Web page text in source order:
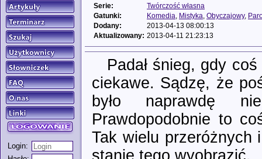
Login:
Serie:
Twórczość własna
Gatunki:
Komedia Mistyka Obyczajowy,
Dodany:
2013-04-13 08:00:13
Aktualizowany: 2013-04-11 21:23:13
Padał śnieg, gdy
ciekawe. Sądzę, że
było naprawdę
Prawdopodobnie to
Tak wielu przeróżnych
stanie tego wyobrazić.